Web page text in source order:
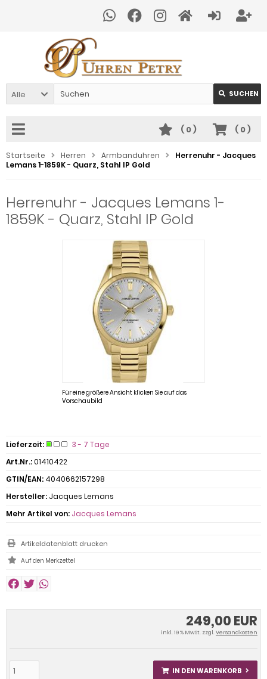
Alle SUCHEN
( 0)
( 0)
Startseite Herren Armbanduhren
Herrenuhr - Jacques
Lemans 1-1859K - Quarz, Stahl IP Gold
Herrenuhr - Jacques Lemans 1-
1859K - Quarz, Stahl IP Gold
Für eine größere Ansicht klicken Sie auf das
Vorschaubild
249,00 EUR
inkl. 19 % MwSt. zzgl.Versandkosten
IN DEN WARENKORB
Lieferzeit:
3 - 7 Tage
Art.Nr.:01410422
GTIN/EAN: 4040662157298
Hersteller: Jacques Lemans
Mehr Artikel von: Jacques Lemans
Artikeldatenblatt drucken